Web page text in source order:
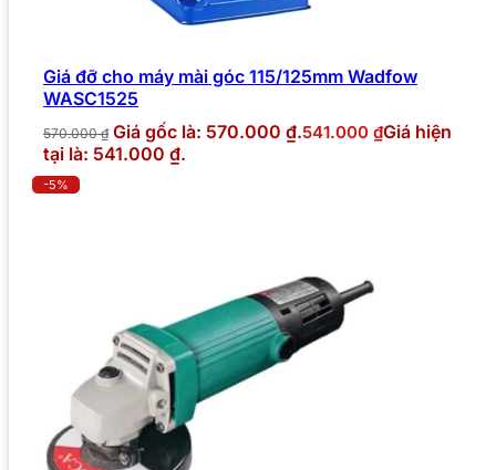
Giá đỡ cho máy mài góc 115/125mm Wadfow
WASC1525
570.000₫ Giá gốc là: 570.000 ₫.541.000 ₫Giá hiện
tại là: 541.000 ₫.
-5%